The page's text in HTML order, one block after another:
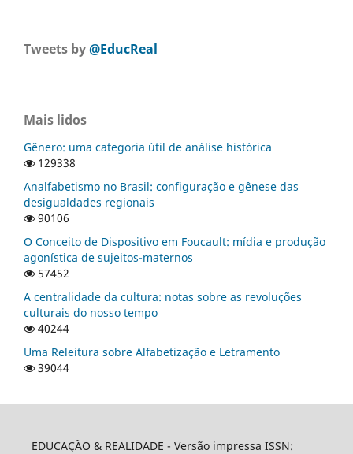
Tweets by@EducReal
Mais lidos
Gênero: uma categoria útil de análise histórica
129338
Analfabetismo no Brasil: configuração e gênese das
desigualdades regionais
90106
O Conceito de Dispositivo em Foucault: mídia e produção
agonística de sujeitos-maternos
57452
A centralidade da cultura: notas sobre as revoluções
culturais do nosso tempo
40244
Uma Releitura sobre Alfabetização e Letramento
39044
EDUCAÇÃO & REALIDADE - Versão impressa ISSN: